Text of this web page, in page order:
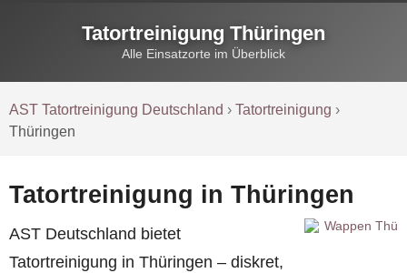
Tatortreinigung Thüringen
Alle Einsatzorte im Überblick
AST Tatortreinigung Deutschland ›Tatortreinigung ›
Thüringen
Tatortreinigung in Thüringen
AST Deutschland bietet
Tatortreinigung in Thüringen – diskret,